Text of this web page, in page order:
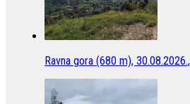
Ravna gora (680 m),